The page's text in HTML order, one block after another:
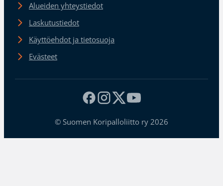
Alueiden yhteystiedot
Laskutustiedot
Käyttöehdot ja tietosuoja
Evästeet
© Suomen Koripalloliitto ry 2026